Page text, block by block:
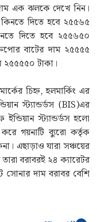
এক ঝলকে দেখে নিন।
দিতে হবে ২৫৫৬৫
দিতে হবে ২৫৫৬৫০
বাটের দাম ২৫৫৫৫
টাকা।
চিহ্ন, হলমার্কিং এর
স্ট্যান্ডর্ডস (BIS)এর
স্ট্যান্ডর্ডস হলো
গয়নাটি ব্যুরো কর্তৃক
এছাড়াও যারা সঞ্চয়ের
বরাবরই ২৪ ক্যারেটর
সোনার দাম বরাবর বেশি